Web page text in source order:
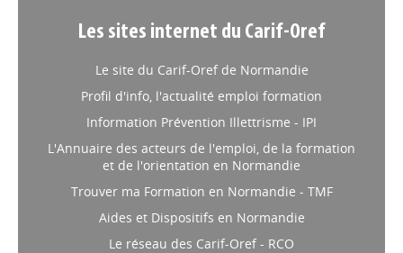
Les sites internet du Carif-Oref
Le site du Carif-Oref de Normandie
Profil d'info, l'actualité emploi formation
Information Prévention Illettrisme - IPI
L'Annuaire des acteurs de l'emploi, de la formation
et de l'orientation en Normandie
Trouver ma Formation en Normandie - TMF
Aides et Dispositifs en Normandie
Le réseau des Carif-Oref - RCO